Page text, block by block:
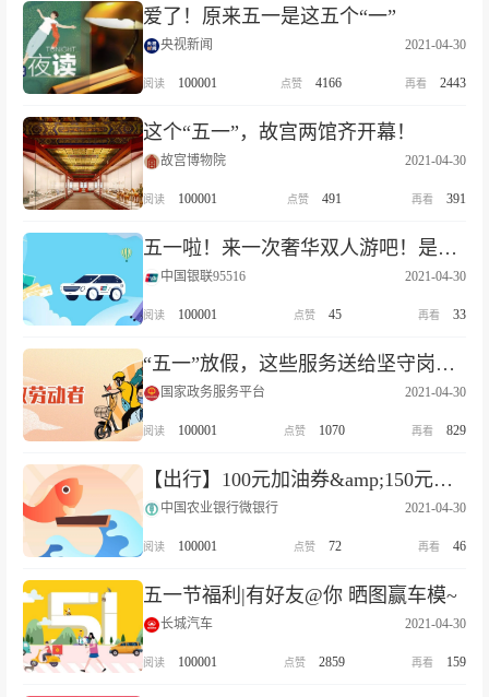
爱了！原来五一是这五个“一”
央视新闻 2021-04-30
100001 4166 2443
这个“五一”，故宫两馆齐开幕！
故宫博物院 2021-04-30
100001 491 391
五一啦！来一次奢华双人游吧！是梦？是真！
中国银联95516 2021-04-30
100001 45 33
“五一”放假，这些服务送给坚守岗位的劳动者
国家政务服务平台 2021-04-30
100001 1070 829
【出行】100元加油券&amp;150元加油立减金助力五一出行！
中国农业银行微银行 2021-04-30
100001 72 46
五一节福利|有好友@你 晒图赢车模~
长城汽车 2021-04-30
100001 2859 159